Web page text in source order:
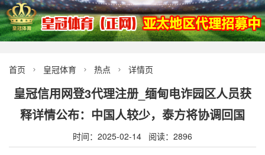
首页  皇冠体育  热点  详情页
皇冠信用网登3代理注册_缅甸电诈园区人员获
释详情公布：中国人较少，泰方将协调回国
时间：2025-02-14 阅读：2896